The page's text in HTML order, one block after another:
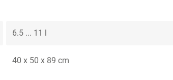
6.5 ... 11 l
40 x 50 x 89 cm